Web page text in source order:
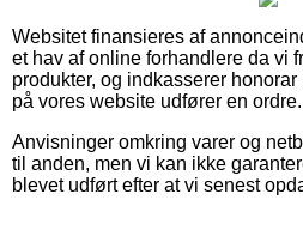
Websitet finansieres af
et hav af online forhandlere da vi
produkter, og indkasserer
på vores website udfører en ordre.
Anvisninger omkring varer og
til anden, men vi kan ikke
blevet udført efter at vi senest